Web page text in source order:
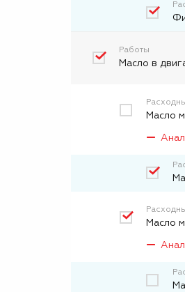
Работы
Масло в
Масло
Масло